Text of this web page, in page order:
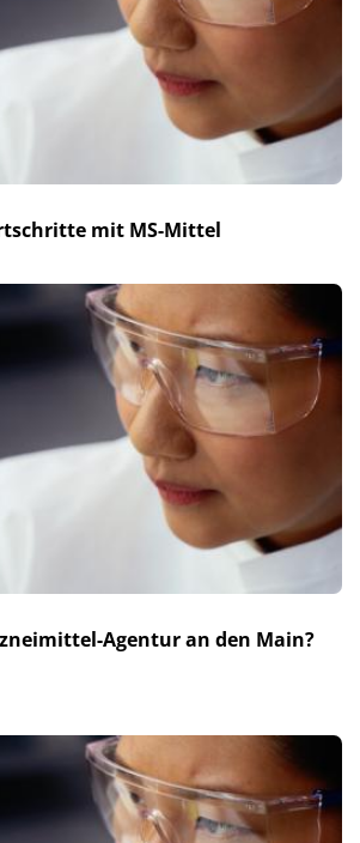
mit MS-Mittel
Agentur an den Main?